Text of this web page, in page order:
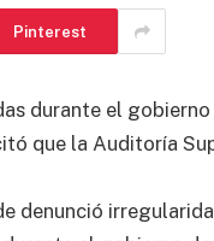
Pinterest
durante el
que la Auditoría
denunció